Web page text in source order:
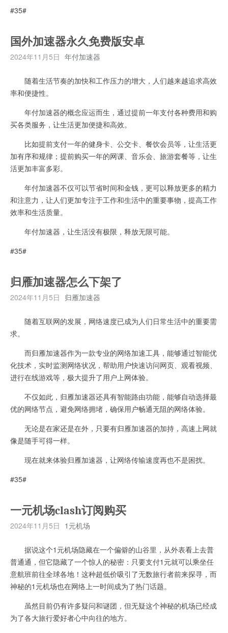
#35#
国外加速器永久免费版安卓
2024年11月5日 年付加速器
随着生活节奏的加快和工作压力的增大，人们越来越追求高效
率和便捷性。
年付加速器的概念应运而生，通过提前一年支付各种费用和购
买各类服务，让生活更加便捷和高效。
比如提前支付一年的健身卡、公交卡、餐饮会员等，让生活更
加有序和规律；提前购买一年的网课、音乐会、旅游套餐等，让生
活更加丰富多彩。
年付加速器不仅可以节省时间和金钱，更可以释放更多的精力
和注意力，让人们更加专注于工作和生活中的重要事物，提高工作
效率和生活质量。
年付加速器，让生活没有极限，释放无限可能。
#35#
归雁加速器怎么下架了
2024年11月5日 归雁加速器
随着互联网的发展，网络速度已成为人们日常生活中的重要需
求。
而归雁加速器作为一款专业的网络加速工具，能够通过智能优
化技术，实时监测网络状况，帮助用户快速访问网页、观看视频、
进行在线游戏等，极大提升了用户上网体验。
不仅如此，归雁加速器还具有智能路由功能，能够自动选择最
优的网络节点，避免网络拥堵，确保用户畅通无阻的网络体验。
无论是在家还是在外，只要有归雁加速器的加持，高速上网就
像是随手可得一样。
现在就来体验归雁加速器，让网络传输速度再也不是困扰。
#35#
一元机场clash订阅购买
2024年11月5日 1元机场
据说这个1元机场隐藏在一个偏僻的山谷里，从外表看上去普
普通通，但它隐藏了一个惊人的秘密：只要支付1元就可以乘坐任
意航班前往全球各地！这种超低价吸引了无数旅行者前来探寻，而
神秘的1元机场也在网络上一时间成为了热门话题。
虽然目前仍有许多疑问和谜团，但无疑这个神秘的机场已经成
为了各大旅行爱好者心中向往的地方。